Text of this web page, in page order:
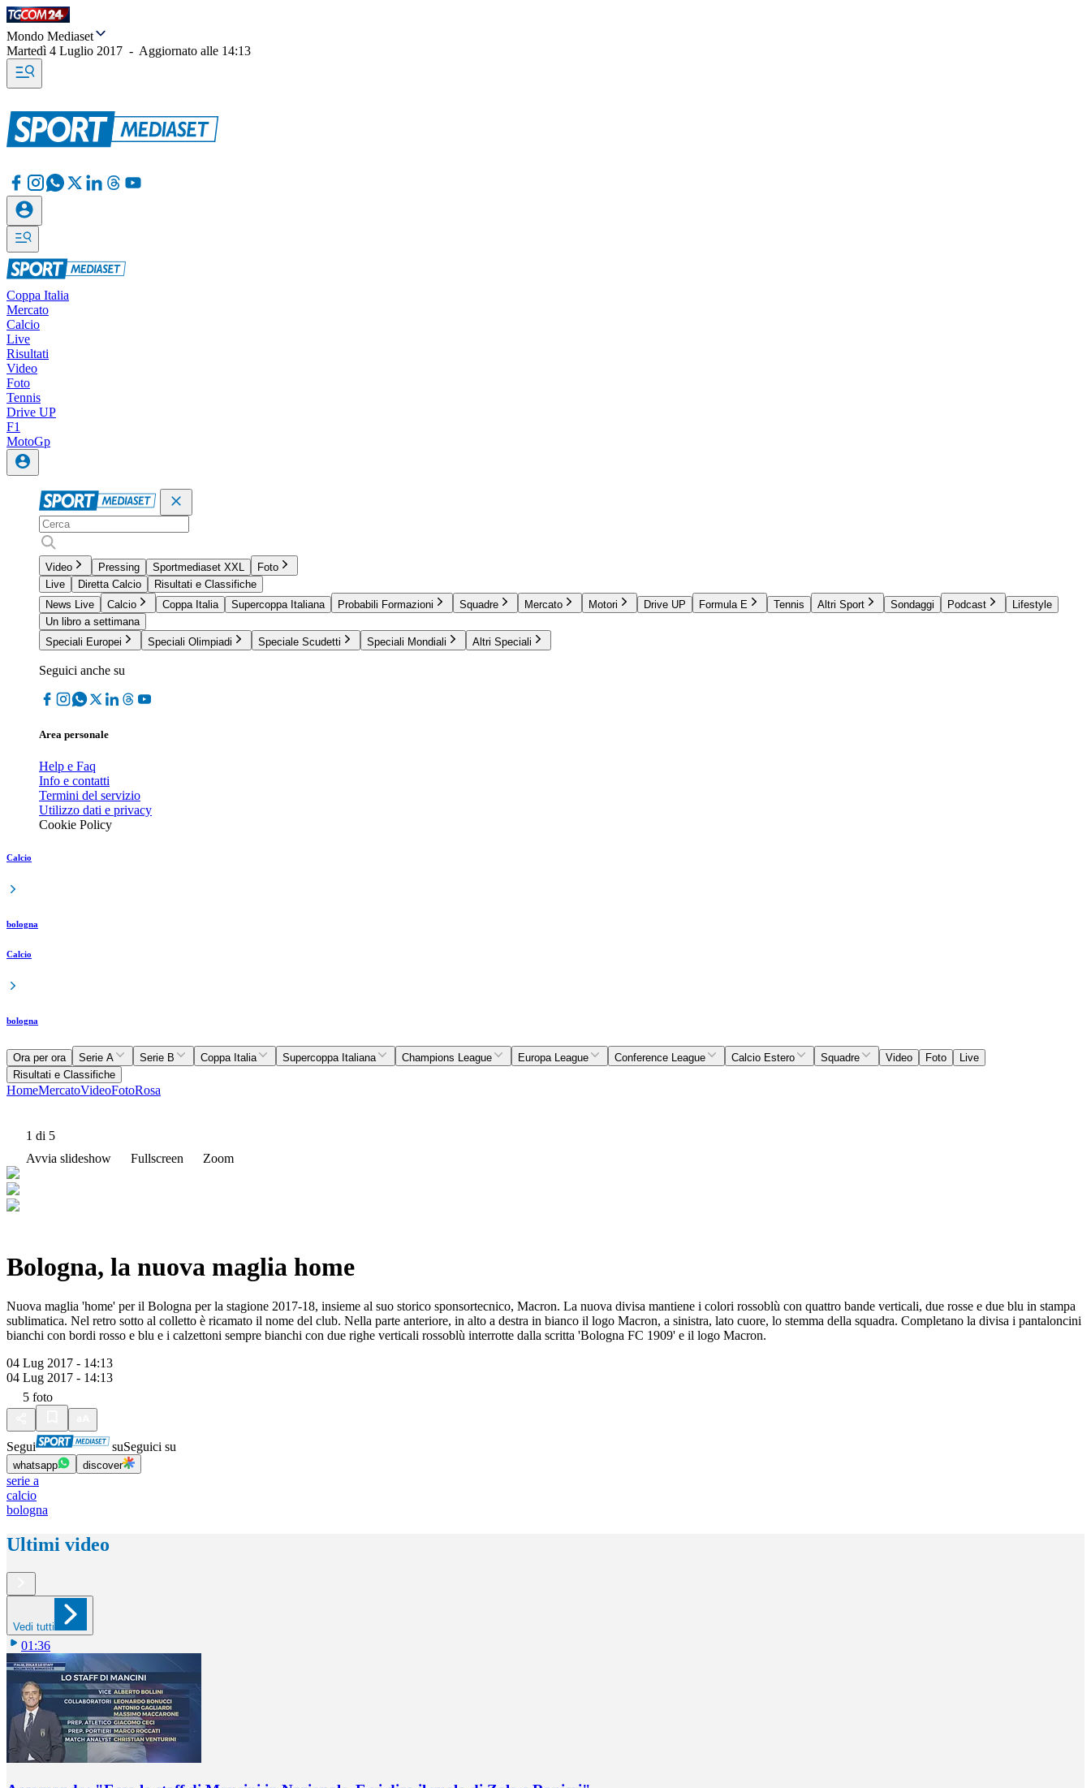
Mondo Mediaset
Martedì 4 Luglio 2017 - Aggiornato alle 14:13
Coppa Italia
Mercato
Calcio
Live
Risultati
Video
Foto
Tennis
Drive UP
F1
MotoGp
Video Pressing Sportmediaset XXL
Foto
Live
Diretta Calcio
Risultati e Classifiche
News Live
Calcio Coppa Italia Supercoppa Italiana Probabili Formazioni Squadre Mercato Motori Drive UP Formula E Tennis Altri Sport Sondaggi Podcast
Lifestyle
Un libro a settimana
Speciali Europei
Speciali Olimpiadi Speciale Scudetti Speciali Mondiali Altri Speciali
Seguici anche su
Area personale
Help e Faq
Info e contatti
Termini del servizio
Utilizzo dati e privacy
Cookie Policy
Calcio
bologna
Calcio
bologna
Ora per ora Serie A Serie B Coppa Italia Supercoppa Italiana Champions League Europa League Conference League Calcio Estero Squadre Video Foto
Live
Risultati e Classifiche
HomeMercatoVideoFotoRosa
1 di 5
Avvia slideshow
Fullscreen Zoom
Bologna, la nuova maglia home
Nuova maglia 'home' per il Bologna per la stagione 2017-18, insieme al suo storico sponsortecnico, Macron. La nuova divisa mantiene i colori rossoblù con quattro bande verticali, due rosse e due blu in stampa
sublimatica. Nel retro sotto al colletto è ricamato il nome del club. Nella parte anteriore, in alto a destra in bianco il logo Macron, a sinistra, lato cuore, lo stemma della squadra. Completano la divisa i pantaloncini
bianchi con bordi rosso e blu e i calzettoni sempre bianchi con due righe verticali rossoblù interrotte dalla scritta 'Bologna FC 1909' e il logo Macron.
04 Lug 2017 - 14:13
04 Lug 2017 - 14:13
5 foto
Segui suSeguici su
whatsapp discover
serie a
calcio
bologna
Ultimi video
Vedi tutti
01:36